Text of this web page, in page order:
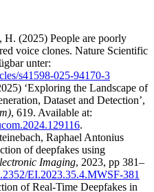
(2025) People are poorly
voice clones. Nature Scientific
unter:
s41598-025-94170-3
‘Exploring the Landscape of
Dataset and Detection’,
, 619. Available at:
.
Raphael Antonius
of deepfakes using
Imaging, 2023, pp 381–
EI.2023.35.4.MWSF-381
of Real-Time Deepfakes in